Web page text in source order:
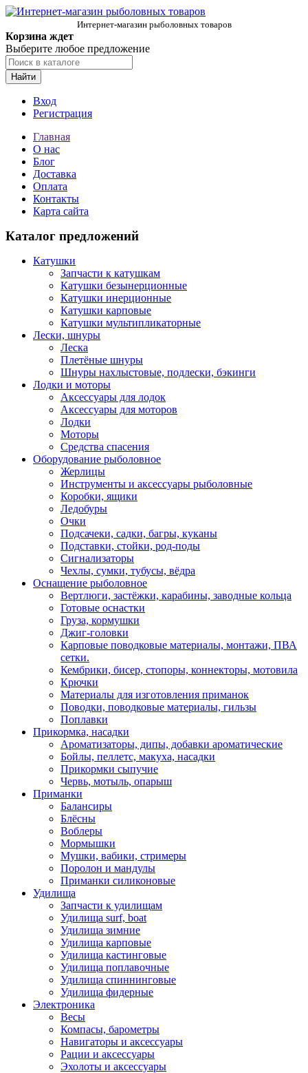
Интернет-магазин рыболовных товаров
Корзина ждет
Выберите любое предложение
Найти
Вход
Регистрация
Главная
О нас
Блог
Доставка
Оплата
Контакты
Карта сайта
Каталог предложений
Катушки
Запчасти к катушкам
Катушки безынерционные
Катушки инерционные
Катушки карповые
Катушки мультипликаторные
Лески, шнуры
Леска
Плетёные шнуры
Шнуры нахлыстовые, подлески, бэкинги
Лодки и моторы
Аксессуары для лодок
Аксессуары для моторов
Лодки
Моторы
Средства спасения
Оборудование рыболовное
Жерлицы
Инструменты и аксессуары рыболовные
Коробки, ящики
Ледобуры
Очки
Подсачеки, садки, багры, куканы
Подставки, стойки, род-поды
Сигнализаторы
Чехлы, сумки, тубусы, вёдра
Оснащение рыболовное
Вертлюги, застёжки, карабины, заводные кольца
Готовые оснастки
Груза, кормушки
Джиг-головки
Карповые поводковые материалы, монтажи, ПВА
сетки.
Кембрики, бисер, стопоры, коннекторы, мотовила
Крючки
Материалы для изготовления приманок
Поводки, поводковые материалы, гильзы
Поплавки
Прикормка, насадки
Ароматизаторы, дипы, добавки ароматические
Бойлы, пеллетс, макуха, насадки
Прикормки сыпучие
Червь, мотыль, опарыш
Приманки
Балансиры
Блёсны
Воблеры
Мормышки
Мушки, вабики, стримеры
Поролон и мандулы
Приманки силиконовые
Удилища
Запчасти к удилищам
Удилища surf, boat
Удилища зимние
Удилища карповые
Удилища кастинговые
Удилища поплавочные
Удилища спиннинговые
Удилища фидерные
Электроника
Весы
Компасы, барометры
Навигаторы и аксессуары
Рации и аксессуары
Эхолоты и аксессуары